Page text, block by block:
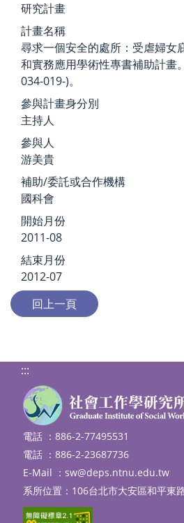
研究計畫
計畫名稱
尋求一個安全的處所：受虐婦女
和實務應用學術性專書補助計畫
034-019-)。
參與計畫身分別
主持人
參與人
游美貴
補助/委託或合作機構
國科會
開始月份
2011-08
結束月份
2012-07
:::
電話 ：886-2-77495531
電話 ：886-2-23687736
E-Mail ： sw@deps.ntnu.edu.tw
系所位置：106台北市大安區和平東